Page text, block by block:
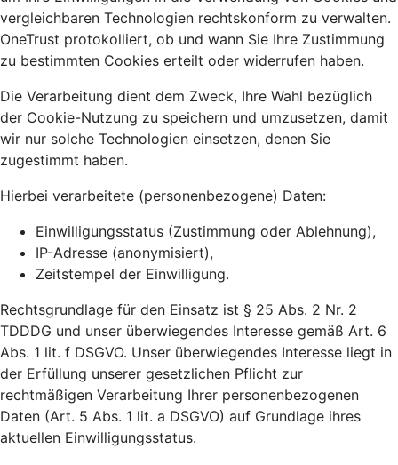
vergleichbaren Technologien rechtskonform zu verwalten.
OneTrust protokolliert, ob und wann Sie Ihre Zustimmung
zu bestimmten Cookies erteilt oder widerrufen haben.
Die Verarbeitung dient dem Zweck, Ihre Wahl bezüglich
der Cookie-Nutzung zu speichern und umzusetzen, damit
wir nur solche Technologien einsetzen, denen Sie
zugestimmt haben.
Hierbei verarbeitete (personenbezogene) Daten:
Einwilligungsstatus (Zustimmung oder Ablehnung),
IP-Adresse (anonymisiert),
Zeitstempel der Einwilligung.
Rechtsgrundlage für den Einsatz ist § 25 Abs. 2 Nr. 2
TDDDG und unser überwiegendes Interesse gemäß Art. 6
Abs. 1 lit. f DSGVO. Unser überwiegendes Interesse liegt in
der Erfüllung unserer gesetzlichen Pflicht zur
rechtmäßigen Verarbeitung Ihrer personenbezogenen
Daten (Art. 5 Abs. 1 lit. a DSGVO) auf Grundlage ihres
aktuellen Einwilligungsstatus.